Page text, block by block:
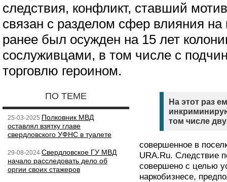
следствия, конфликт, ставший
связан с разделом сфер влияния
ранее был осужден на 15 лет
сослуживцами, в том числе с
торговлю героином.
ПО ТЕМЕ
25-03-2025 Полковник МВД
оставлял взятку главе
свердловского УФНС в туалете
29-08-2024 Свердловское ГУ МВД
начало расследовать дело об
оргии своих стажеров
На этот раз
том числе
совершенное в
URA.Ru. Следствие
совершено с целью
наркобизнесе,